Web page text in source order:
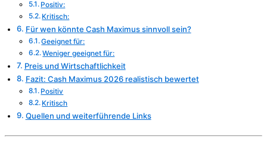
Positiv:
Kritisch:
Für wen könnte Cash Maximus sinnvoll sein?
Geeignet für:
Weniger geeignet für:
Preis und Wirtschaftlichkeit
Fazit: Cash Maximus 2026 realistisch bewertet
Positiv
Kritisch
Quellen und weiterführende Links